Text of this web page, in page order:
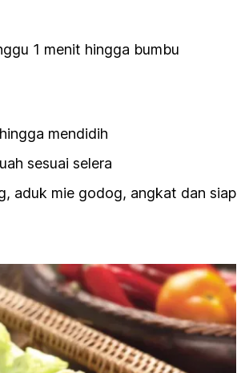
1 menit hingga bumbu
mendidih
sesuai selera
aduk mie godog, angkat dan siap